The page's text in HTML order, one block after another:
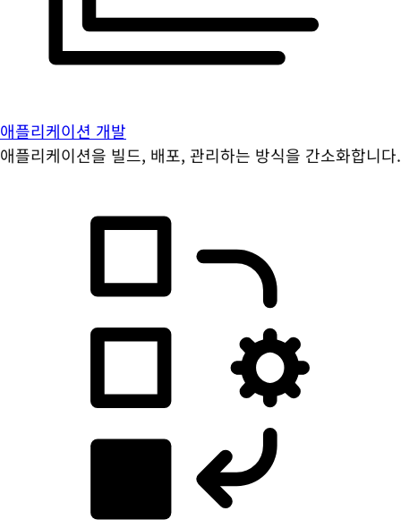
애플리케이션 개발
애플리케이션을 빌드, 배포, 관리하는 방식을 간소화합니다.